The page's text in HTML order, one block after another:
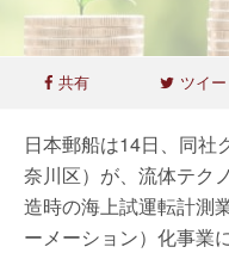
共有 ツイー
日本郵船は14日、同社
奈川区）が、流体テク
造時の海上試運転計測
ーメーション）化事業